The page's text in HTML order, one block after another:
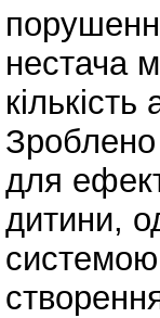
нестача
Зроблено
для
дитини,